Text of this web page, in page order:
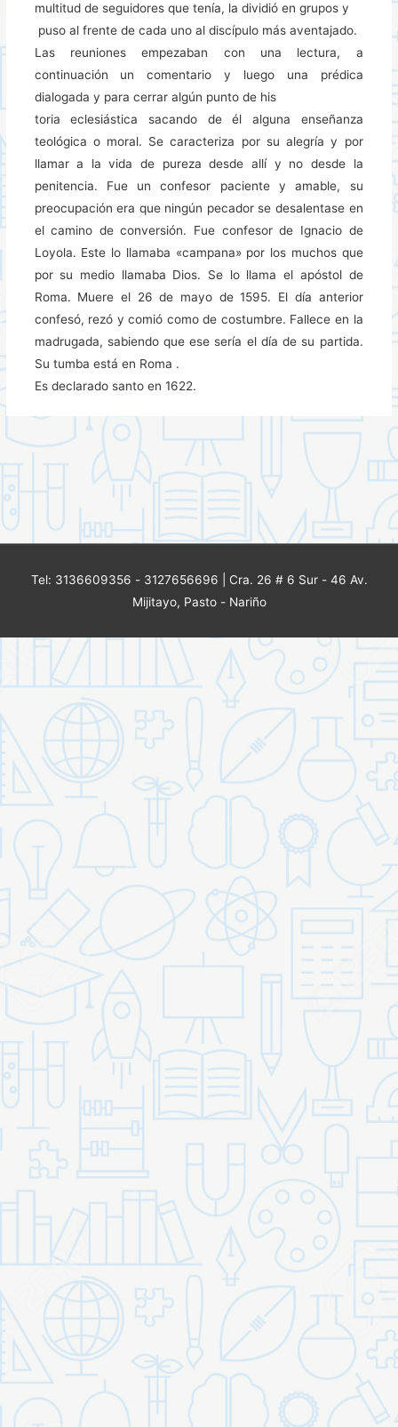
multitud de seguidores que tenía, la dividió en grupos y
puso al frente de cada uno al discípulo más aventajado.
Las reuniones empezaban con una lectura, a
continuación un comentario y luego una prédica
dialogada y para cerrar algún punto de his
toria eclesiástica sacando de él alguna enseñanza
teológica o moral. Se caracteriza por su alegría y por
llamar a la vida de pureza desde allí y no desde la
penitencia. Fue un confesor paciente y amable, su
preocupación era que ningún pecador se desalentase en
el camino de conversión. Fue confesor de Ignacio de
Loyola. Este lo llamaba «campana» por los muchos que
por su medio llamaba Dios. Se lo llama el apóstol de
Roma. Muere el 26 de mayo de 1595. El día anterior
confesó, rezó y comió como de costumbre. Fallece en la
madrugada, sabiendo que ese sería el día de su partida.
Su tumba está en Roma .
Es declarado santo en 1622.
Tel: 3136609356 - 3127656696 | Cra. 26 # 6 Sur - 46 Av.
Mijitayo, Pasto - Nariño